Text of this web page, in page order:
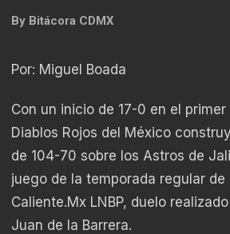
By Bitácora CDMX
Por: Miguel Boada
Con un inicio de 17-0 en el
Diablos Rojos del México
de 104-70 sobre los Astros de
juego de la temporada regular de
Caliente.Mx LNBP, duelo
Juan de la Barrera.